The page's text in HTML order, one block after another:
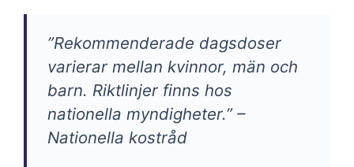
”Rekommenderade dagsdoser
varierar mellan kvinnor, män och
barn. Riktlinjer finns hos
nationella myndigheter.” –
Nationella kostråd